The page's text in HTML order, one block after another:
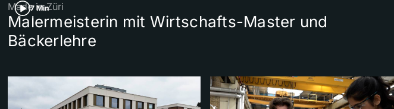
7 Min
Made in Züri
Malermeisterin mit Wirtschafts-Master und
Bäckerlehre